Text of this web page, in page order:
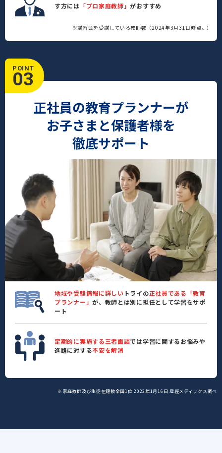
す方には 「プロ家庭教師」がおすすめ
※講習会を受講している教師数（2024年3月31日時点。）
POINT
03
正社員の教育プランナーが
お子さまと保護者様を
徹底サポート
地域や受験情報に詳しい トライの正社員である「教育
プランナー」が、教師とは別に担任として学習をサポ
ート
定期的に実施する三者面談では学習に関するお悩みや
進路に対する不安を解消
※家庭教師及び生徒在籍数全国1位 2023年1月16日 産經メディックス調べ